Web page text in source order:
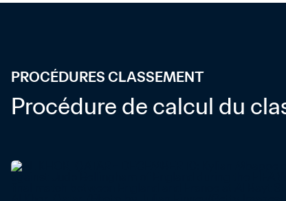
PROCÉDURES CLASSEMENT
Procédure de calcul du